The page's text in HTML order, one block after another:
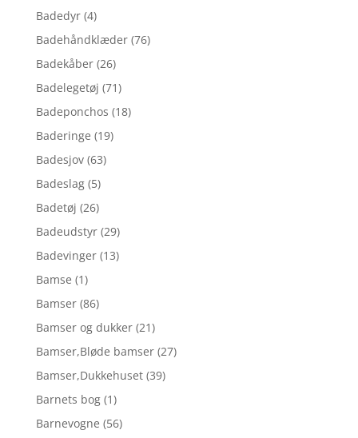
Badedyr (4)
Badehåndklæder (76)
Badekåber (26)
Badelegetøj (71)
Badeponchos (18)
Baderinge (19)
Badesjov (63)
Badeslag (5)
Badetøj (26)
Badeudstyr (29)
Badevinger (13)
Bamse (1)
Bamser (86)
Bamser og dukker (21)
Bamser,Bløde bamser (27)
Bamser,Dukkehuset (39)
Barnets bog (1)
Barnevogne (56)